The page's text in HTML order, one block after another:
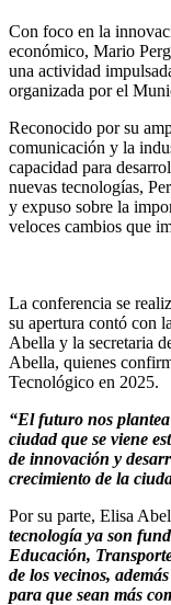
Con foco en la
económico, Mario
una actividad
organizada por el
Reconocido por su
comunicación y la
capacidad para
nuevas tecnologías,
y expuso sobre la
veloces cambios que
La conferencia se
su apertura contó con
Abella y la secretaria
Abella, quienes
Tecnológico en 2025.
“El futuro nos plantea
ciudad que se viene
de innovación y
crecimiento de la
Por su parte, Elisa
tecnología ya son
Educación,
de los vecinos,
para que sean más